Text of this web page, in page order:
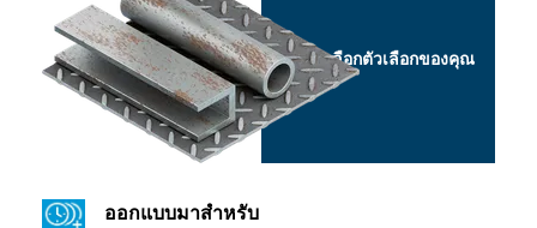
ออกแบบมาสำหรับ
เลือกตัวเลือกของคุณ